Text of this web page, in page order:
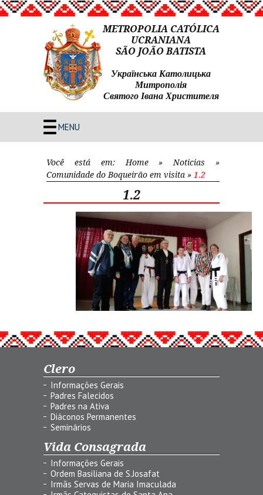
METROPOLIA CATÓLICA
UCRANIANA
SÃO JOÃO BATISTA
Українська Католицька
Митрополія
Святого Івана Христителя
MENU
Você está em: Home» Noticias »
Comunidade do Boqueirão em visita » 1.2
1.2
Clero
Informações Gerais
Padres Falecidos
Padres na Ativa
Diáconos Permanentes
Seminários
Vida Consagrada
Informações Gerais
Ordem Basiliana de S.Josafat
Irmãs Servas de Maria Imaculada